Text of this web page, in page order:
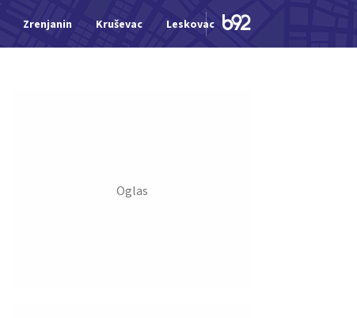
Zrenjanin Kruševac Leskovac Jagodina